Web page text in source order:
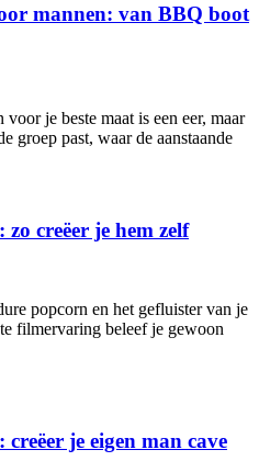
mannen: van BBQ boot
je beste maat is een eer, maar
groep past, waar de aanstaande
creëer je hem zelf
popcorn en het gefluister van je
filmervaring beleef je gewoon
je eigen man cave